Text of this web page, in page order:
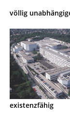
völlig
existenzfähig